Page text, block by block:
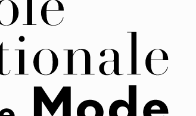
typographies
espace
autre
infos et contact